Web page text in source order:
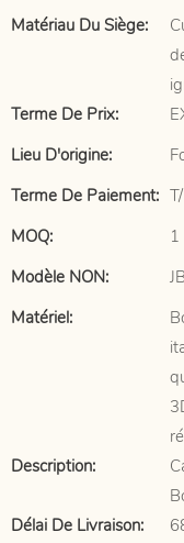
Matériau Du Siège:
Terme De Prix:
Lieu D'origine:
Terme De Paiement:
MOQ:
1
Modèle NON:
Matériel:
Description:
Délai De Livraison: